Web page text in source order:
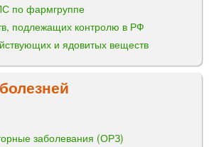
по фармгруппе
подлежащих контролю в РФ
и ядовитых веществ
заболевания (ОРЗ)